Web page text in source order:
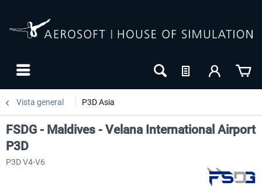
Vista general P3D Asia
FSDG - Maldives - Velana International Airport
P3D
P3D V4-V6